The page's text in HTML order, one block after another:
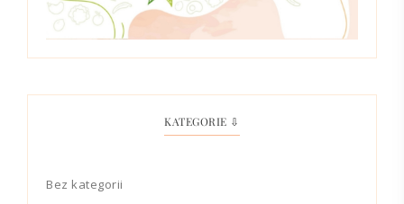
KATEGORIE ⇩
Bez kategorii